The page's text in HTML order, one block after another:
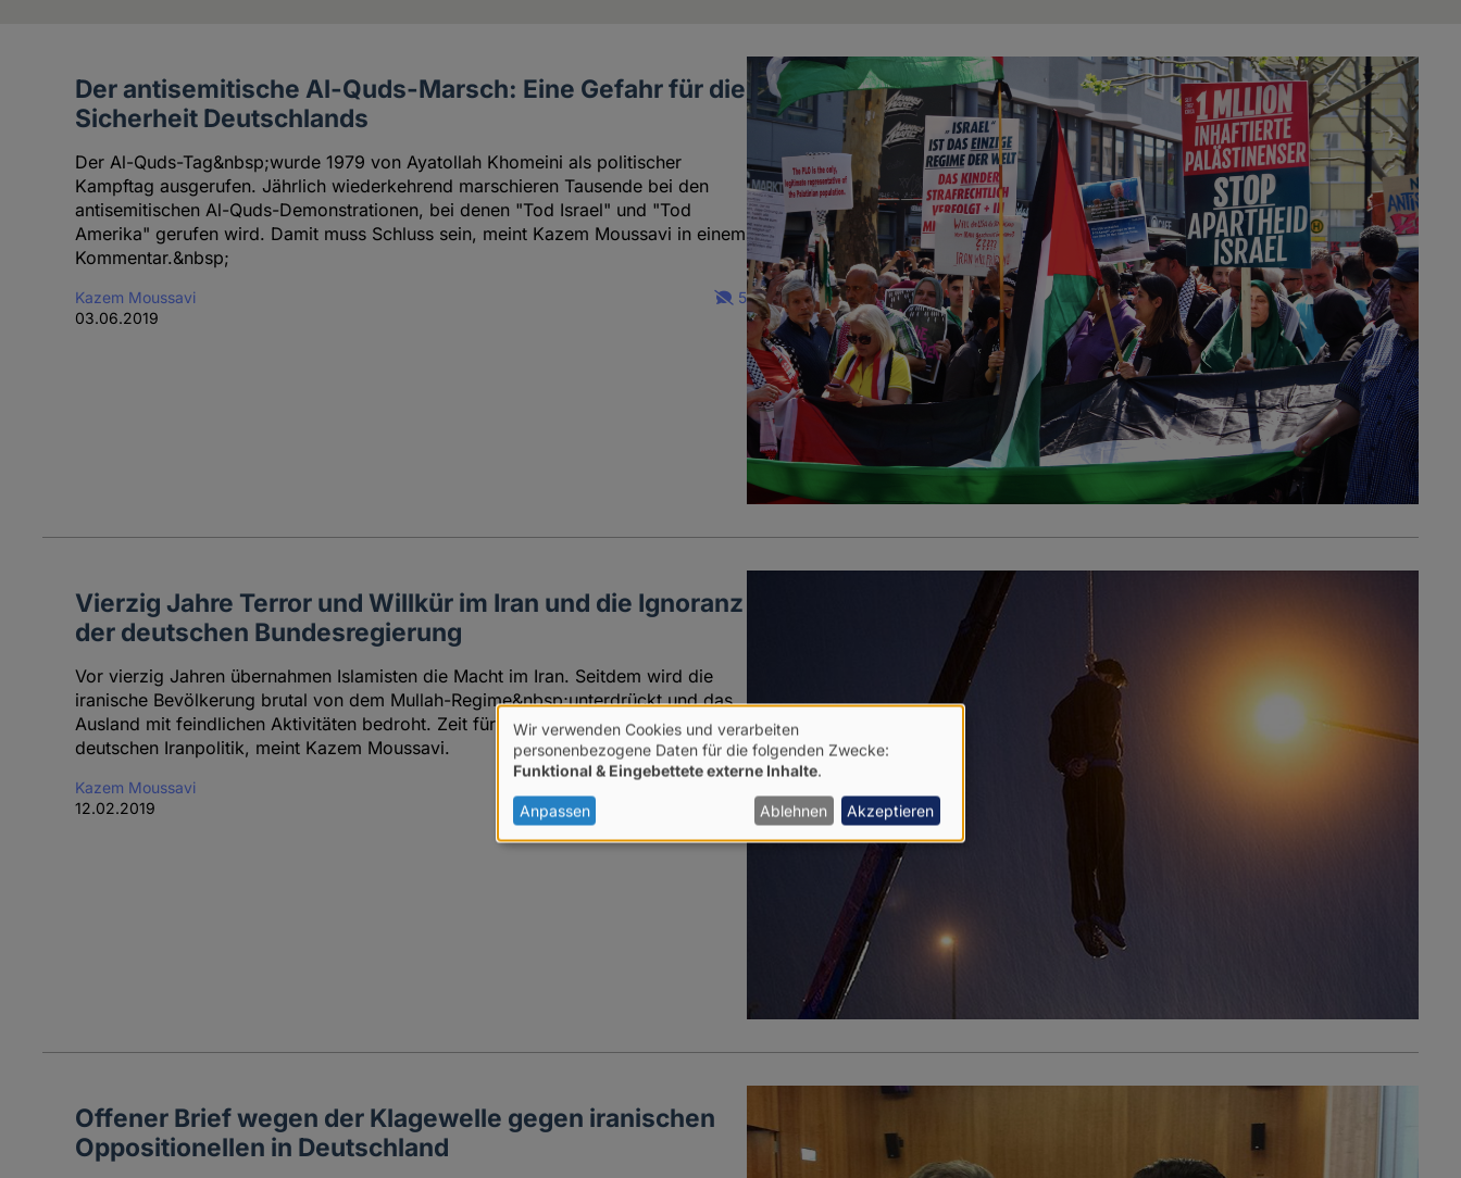
Artikel
des
Der antisemitische Al-Quds-Marsch: Eine Gefahr für die
Sicherheit Deutschlands
Der Al-Quds-Tag&nbsp;wurde 1979 von Ayatollah Khomeini als politischer
Kampftag ausgerufen. Jährlich wiederkehrend marschieren Tausende bei den
antisemitischen Al-Quds-Demonstrationen, bei denen "Tod Israel" und "Tod
Amerika" gerufen wird. Damit muss Schluss sein, meint Kazem Moussavi in einem
Kommentar.&nbsp;
Kazem Moussavi
03.06.2019
5
Vierzig Jahre Terror und Willkür im Iran und die Ignoranz
der deutschen Bundesregierung
Vor vierzig Jahren übernahmen Islamisten die Macht im Iran. Seitdem wird die
iranische Bevölkerung brutal von dem Mullah-Regime&nbsp;unterdrückt und das
Ausland mit feindlichen Aktivitäten bedroht. Zeit für einen Kurswechsel in der
deutschen Iranpolitik, meint Kazem Moussavi.
Kazem Moussavi
12.02.2019
Offener Brief wegen der Klagewelle gegen iranischen
Oppositionellen in Deutschland
Verwendung
von
personenbezogenen
Daten
Wir verwenden Cookies und verarbeiten
personenbezogene Daten für die folgenden Zwecke:
Funktional & Eingebettete externe Inhalte.
Anpassen Ablehnen Akzeptieren